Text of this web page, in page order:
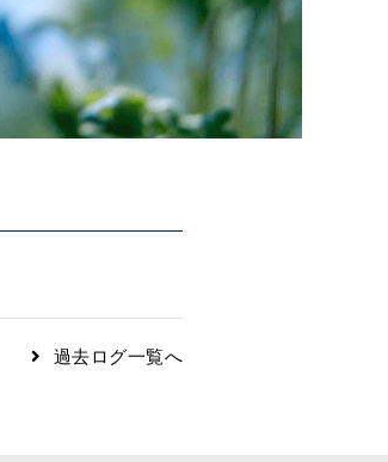
過去ログ一覧へ